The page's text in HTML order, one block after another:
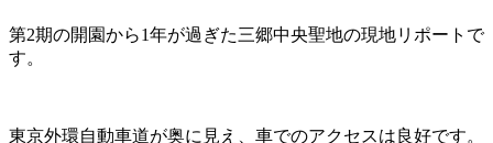
第2期の開園から1年が過ぎた三郷中央聖地の現地リポートで
す。
東京外環自動車道が奥に見え、車でのアクセスは良好です。